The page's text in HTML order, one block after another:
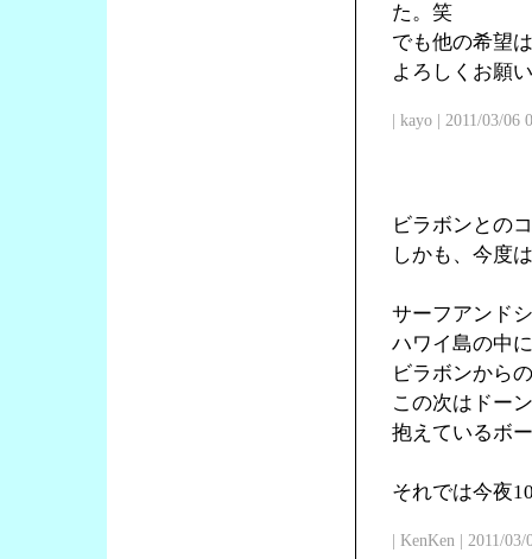
た。笑
でも他の希望
よろしくお願
| kayo | 2011/03/06
ビラボンとの
しかも、今度
サーフアンド
ハワイ島の中
ビラボンから
この次はドー
抱えているボ
それでは今夜
| KenKen | 2011/